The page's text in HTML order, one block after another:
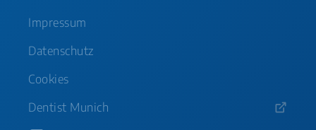
Impressum
Datenschutz
Cookies
Dentist Munich